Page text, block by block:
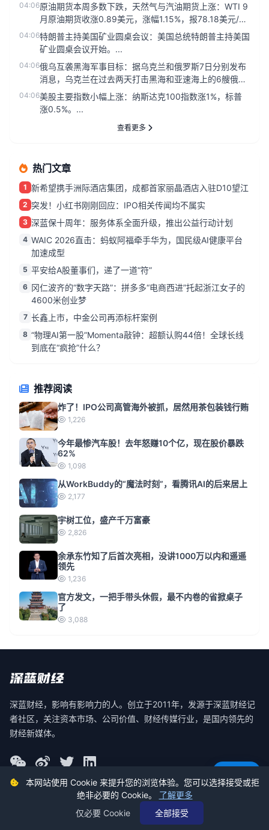
04:06原油期货本周多数下跌，天然气与汽油期货上涨：WTI 9
月原油期货收涨0.89美元，涨幅1.15%，报78.18美元/
桶，...
04:06特朗普主持美国矿业圆桌会议：美国总统特朗普主持美国
矿业圆桌会议开始。...
04:06俄乌互袭黑海军事目标：据乌克兰和俄罗斯7日分别发布
消息，乌克兰在过去两天打击黑海和亚速海上的6艘俄罗
斯船只，俄罗斯武装部...
04:06美股主要指数小幅上涨：纳斯达克100指数涨1%，标普
涨0.5%。...
查看更多
热门文章
1 新希望携手洲际酒店集团，成都首家丽晶酒店入驻D10望江
2 突发！小红书刚刚回应：IPO相关传闻均不属实
3 深蓝保十周年：服务体系全面升级，推出公益行动计划
4 WAIC 2026直击：蚂蚁阿福牵手华为，国民级AI健康平台
加速成型
5 平安给A股董事们，递了一道“符”
6 冈仁波齐的“数字天路”：拼多多“电商西进”托起浙江女子的
4600米创业梦
7 长鑫上市，中金公司再添标杆案例
8 “物理AI第一股”Momenta敲钟：超额认购44倍！全球长线
到底在“疯抢”什么？
推荐阅读
炸了！IPO公司高管海外被抓，居然用茶包装钱行贿
1,226
今年最惨汽车股！去年怒赚10个亿，现在股价暴跌
62%
1,098
从WorkBuddy的“魔法时刻”，看腾讯AI的后来居上
2,177
宇树工位，盛产千万富豪
2,826
余承东竹知了后首次亮相，没讲1000万以内和遥遥
领先
1,236
官方发文，一把手带头休假，最不内卷的省掀桌子
了
3,088
深蓝财经，影响有影响力的人。创立于2011年，发源于深蓝财经记
者社区，关注资本市场、公司价值、财经传媒行业，是国内领先的
财经新媒体。
© 2026 深蓝财经 版权所有
蜀ICP备19030140号-2
本网站使用 Cookie 来提升您的浏览体验。您可以选择接受或拒
绝非必要的 Cookie。 了解更多
仅必要 Cookie
全部接受